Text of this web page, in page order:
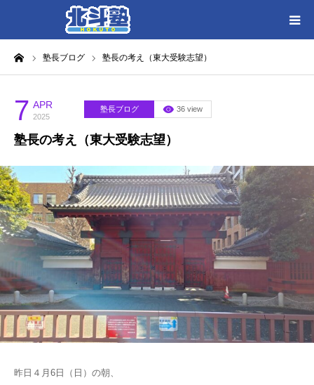
塾長ブログ 塾長の考え（東大受験志望）
7 APR
2025
塾長ブログ 36 view
塾長の考え（東大受験志望）
昨日４月6日（日）の朝、
HOME
各教室別に記事を見る
北斗塾／教室一覧
お問い合わせ